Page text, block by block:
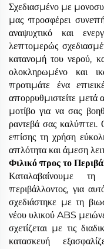
Σχεδιασμένο με
μας προσφέρει
αναψυχτικό και
λεπτομερώς
κατανομή του νερού,
ολοκληρωμένο και
προτιμάτε ένα
απορρυθμιστείτε μετά
μοτίβο για να σας
ραντεβά σας καλύπτει.
επίσης τη χρήση
απλότητα και άμεση
Φιλικό προς το
Καταλαβαίνουμε
περιβάλλοντος, για
σχεδιάστηκε με τη
νέου υλικού ABS
σχετίζεται με τις
κατασκευή